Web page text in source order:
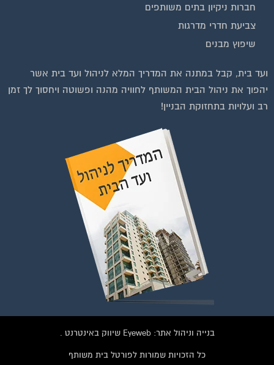
חברות ניקיון בתים משותפים
צביעת חדרי מדרגות
שיפוץ מבנים
ועד בית, קבל במתנה את המדריך המלא לניהול ועד בית אשר
יהפוך את ניהול הבית המשותף לחוויה מהנה ופשוטה ויחסוך לך זמן
רב ועלויות בתחזוקת הבניין!
בנייה וניהול אתר: Eyeweb שיווק באינטרנט .
כל הזכויות שמורות לפורטל בית משותף
על התמונה או על הכפתור ושלחו בקשת הצטרפות בדף
לחץ למעבר לקבוצה